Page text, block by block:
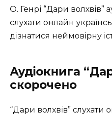
О. Генрі “Дари волхвів”
слухати онлайн
дізнатися неймовірну
Аудіокнига
скорочено
“Дари волхвів” слухати